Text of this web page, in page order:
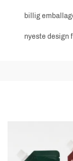
billig
nyeste design